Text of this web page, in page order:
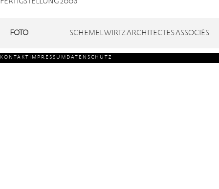
FOTO SCHEMEL WIRTZ ARCHITECTES ASSOCIÉS
KONTAKT IMPRESSUM DATENSCHUTZ